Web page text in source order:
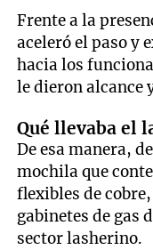
Frente a la
aceleró el paso y
hacia los
le dieron alcance
Qué llevaba el
De esa manera,
mochila que
flexibles de
gabinetes de gas
sector lasherino.